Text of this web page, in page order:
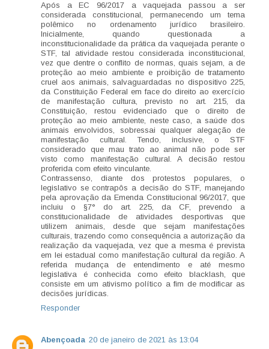
Após a EC 96/2017 a vaquejada passou a ser
considerada constitucional, permanecendo um tema
polêmico no ordenamento jurídico brasileiro.
Inicialmente, quando questionada a
inconstitucionalidade da prática da vaquejada perante o
STF, tal atividade restou considerada inconstitucional,
vez que dentre o conflito de normas, quais sejam, a de
proteção ao meio ambiente e proibição de tratamento
cruel aos animais, salvaguardadas no dispositivo 225,
da Constituição Federal em face do direito ao exercício
de manifestação cultura, previsto no art. 215, da
Constituição, restou evidenciado que o direito de
proteção ao meio ambiente, neste caso, a saúde dos
animais envolvidos, sobressai qualquer alegação de
manifestação cultural. Tendo, inclusive, o STF
considerado que mau trato ao animal não pode ser
visto como manifestação cultural. A decisão restou
proferida com efeito vinculante.
Contrassenso, diante dos protestos populares, o
legislativo se contrapôs a decisão do STF, manejando
pela aprovação da Emenda Constitucional 96/2017, que
incluiu o §7° do art. 225, da CF, prevendo a
constitucionalidade de atividades desportivas que
utilizem animais, desde que sejam manifestações
culturais, trazendo como consequência a autorização da
realização da vaquejada, vez que a mesma é prevista
em lei estadual como manifestação cultural da região. A
referida mudança de entendimento e até mesmo
legislativa é conhecida como efeito blacklash, que
consiste em um ativismo político a fim de modificar as
decisões jurídicas.
Responder
Abençoada 20 de janeiro de 2021 às 13:04